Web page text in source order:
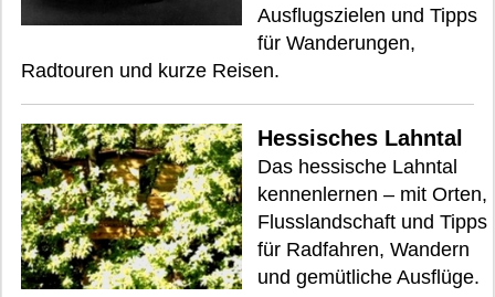
Ausflugszielen und Tipps
für Wanderungen,
Radtouren und kurze Reisen.
Hessisches Lahntal
Das hessische Lahntal
kennenlernen – mit Orten,
Flusslandschaft und Tipps
für Radfahren, Wandern
und gemütliche Ausflüge.